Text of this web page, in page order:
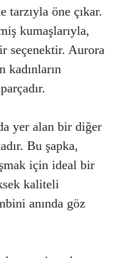
tarzıyla öne çıkar.
kumaşlarıyla,
seçenektir. Aurora
kadınların
yer alan bir diğer
Bu şapka,
için ideal bir
kaliteli
anında göz